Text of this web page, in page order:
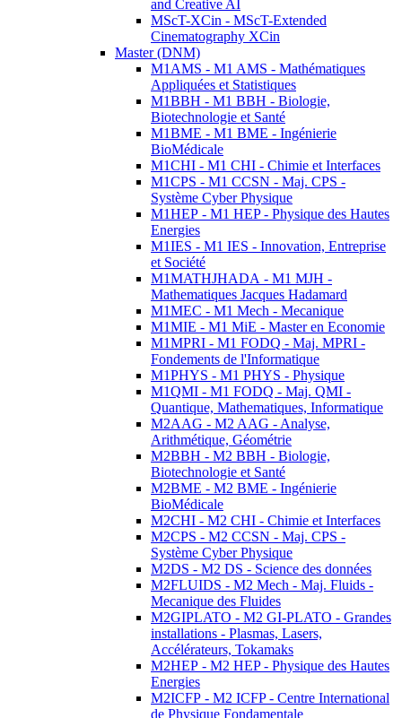
and Creative AI
MScT-XCin - MScT-Extended
Cinematography XCin
Master (DNM)
M1AMS - M1 AMS - Mathématiques
Appliquées et Statistiques
M1BBH - M1 BBH - Biologie,
Biotechnologie et Santé
M1BME - M1 BME - Ingénierie
BioMédicale
M1CHI - M1 CHI - Chimie et Interfaces
M1CPS - M1 CCSN - Maj. CPS -
Système Cyber Physique
M1HEP - M1 HEP - Physique des Hautes
Energies
M1IES - M1 IES - Innovation, Entreprise
et Société
M1MATHJHADA - M1 MJH -
Mathematiques Jacques Hadamard
M1MEC - M1 Mech - Mecanique
M1MIE - M1 MiE - Master en Economie
M1MPRI - M1 FODQ - Maj. MPRI -
Fondements de l'Informatique
M1PHYS - M1 PHYS - Physique
M1QMI - M1 FODQ - Maj. QMI -
Quantique, Mathematiques, Informatique
M2AAG - M2 AAG - Analyse,
Arithmétique, Géométrie
M2BBH - M2 BBH - Biologie,
Biotechnologie et Santé
M2BME - M2 BME - Ingénierie
BioMédicale
M2CHI - M2 CHI - Chimie et Interfaces
M2CPS - M2 CCSN - Maj. CPS -
Système Cyber Physique
M2DS - M2 DS - Science des données
M2FLUIDS - M2 Mech - Maj. Fluids -
Mecanique des Fluides
M2GIPLATO - M2 GI-PLATO - Grandes
installations - Plasmas, Lasers,
Accélérateurs, Tokamaks
M2HEP - M2 HEP - Physique des Hautes
Energies
M2ICFP - M2 ICFP - Centre International
de Physique Fondamentale